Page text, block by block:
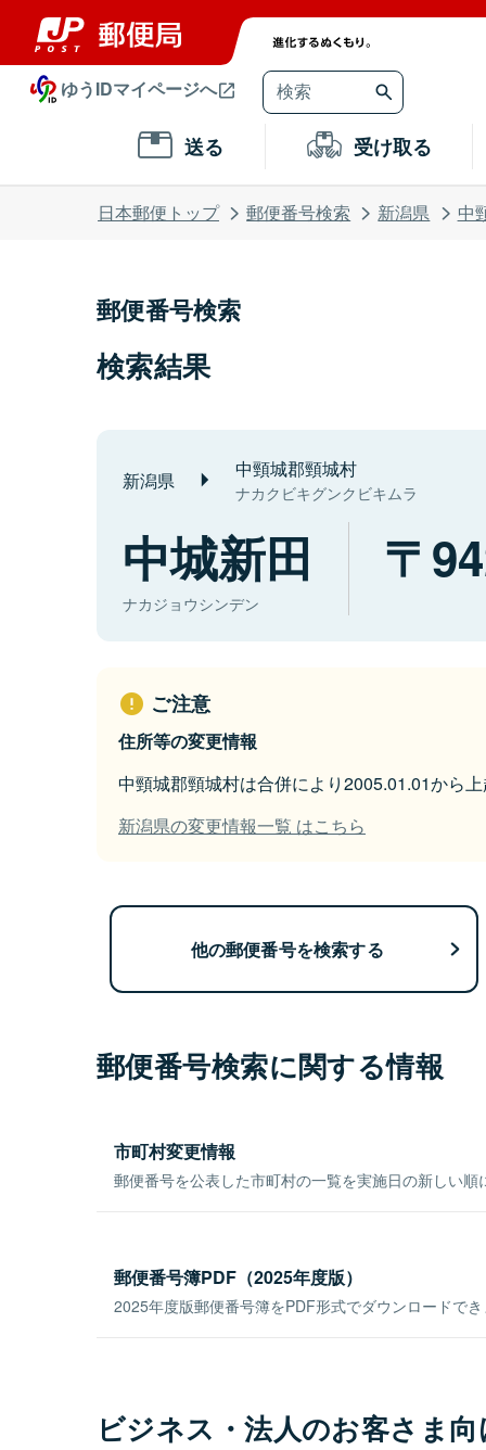
ゆうIDマイページへ
送る 受け取る
日本郵便トップ 郵便番号検索 新潟県 中
郵便番号検索
検索結果
新潟県 中頸城郡頸城村
ナカクビキグンクビキムラ
中城新田
ナカジョウシンデン
ご注意
住所等の変更情報
中頸城郡頸城村は合併により2005.01.01から
新潟県の変更情報一覧 はこちら
他の郵便番号を検索する
郵便番号検索に関する情報
市町村変更情報
郵便番号を公表した市町村の一覧を実施日の新しい順
郵便番号簿PDF（2025年度版）
2025年度版郵便番号簿をPDF形式でダウンロードで
ビジネス・法人のお客さま